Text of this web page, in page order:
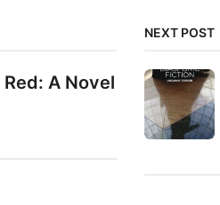
A Novel
NEXT POST